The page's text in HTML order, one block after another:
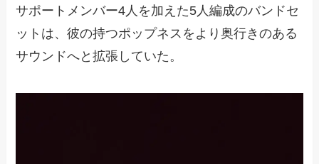
サポートメンバー4人を加えた5人編成のバンドセ
ットは、彼の持つポップネスをより奥行きのある
サウンドへと拡張していた。